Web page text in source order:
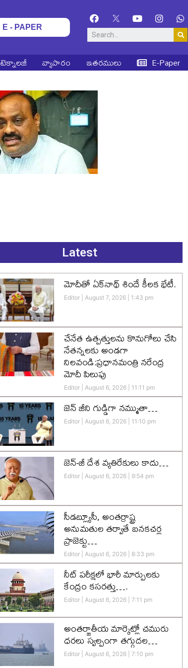
E - PAPER
టెక్నాలజీ వ్యాపారం ఇతరములు E-Paper
Latest
మోదీతో ఏక్‌నాథ్ శిందే కీలక భేటీ.
Editor August 7, 2026 1:43 pm
చేనేత ఉత్పత్తులను కొనుగోలు చేసి
నేతన్నలకు అండగా
నిలవండి:ప్రధానమంత్రి నరేంద్ర
మోదీ పిలుపు
Editor August 6, 2026 11:11 pm
జెన్‌ జీని గుడ్డిగా నమ్ముతా…
Editor August 6, 2026 11:10 pm
జెన్-జీ దేశ వ్యతిరేకులు కాదు…
Editor August 6, 2026 9:54 pm
సీడబ్ల్యూసీ, అంతర్రాష్ట్ర
అనుమతుల తర్వాతే బనకచర్ల
ప్రాజెక్టు…
Editor August 6, 2026 8:33 pm
నీట్ పరీక్షలో భారీ మార్పులకు
కేంద్రం కసరత్తు….
Editor August 6, 2026 7:11 pm
అంతర్జాతీయ మార్కెట్లో చమురు
ధరలు స్వల్పంగా తగ్గుదల…
Editor August 6, 2026 7:10 pm